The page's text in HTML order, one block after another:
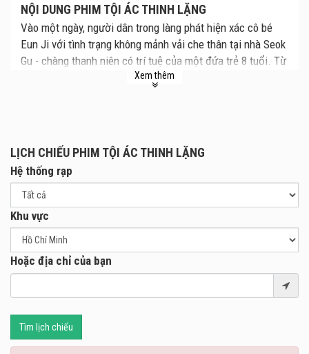
NỘI DUNG PHIM TỘI ÁC THINH LẶNG
Vào một ngày, người dân trong làng phát hiện xác cô bé
Eun Ji với tình trạng không mảnh vải che thân tại nhà Seok
Gu - chàng thanh niên có trí tuệ của một đứa trẻ 8 tuổi. Từ
đây, mọi người bắt đầu nghi ngờ và xua đuổi Soek Gu. Liệu
Xem thêm
LỊCH CHIẾU PHIM TỘI ÁC THINH LẶNG
Hệ thống rạp
Khu vực
Hoặc địa chỉ của bạn
Tìm lịch chiếu